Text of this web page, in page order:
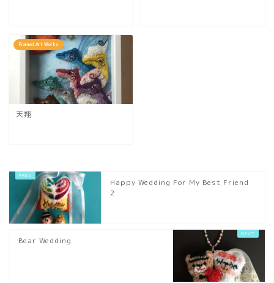
Framed Art Works
天翔
Happy Wedding For My Best Friend
2
Bear Wedding